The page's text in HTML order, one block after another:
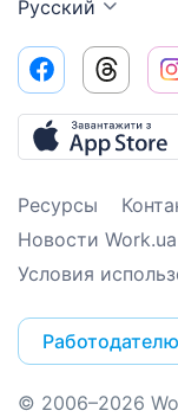
Русский
Ресурсы
Новости Work.ua
Условия
Работодателю
© 2006–2026